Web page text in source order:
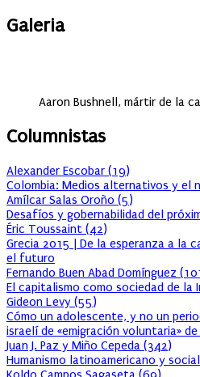
Galeria
Aaron Bushnell, mártir de la
Columnistas
Alexander Escobar (19)
Colombia: Medios alternativos y el
Amílcar Salas Oroño (5)
Desafíos y gobernabilidad del
Éric Toussaint (42)
Grecia 2015 | De la esperanza a la
el futuro
Fernando Buen Abad Domínguez (
El capitalismo como sociedad de la
Gideon Levy (55)
Cómo un adolescente, y no un
israelí de «emigración voluntaria» de
Juan J. Paz y Miño Cepeda (342)
Humanismo latinoamericano y